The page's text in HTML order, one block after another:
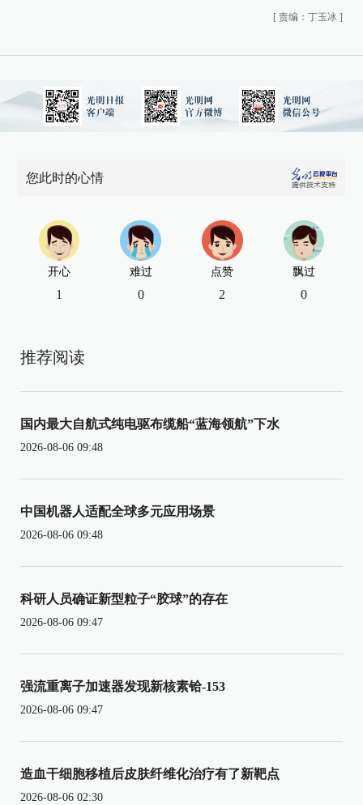
[ 责编：丁玉冰 ]
您此时的心情
开心
1
难过
0
点赞
2
飘过
0
推荐阅读
国内最大自航式纯电驱布缆船“蓝海领航”下水
2026-08-06 09:48
中国机器人适配全球多元应用场景
2026-08-06 09:48
科研人员确证新型粒子“胶球”的存在
2026-08-06 09:47
强流重离子加速器发现新核素铪-153
2026-08-06 09:47
造血干细胞移植后皮肤纤维化治疗有了新靶点
2026-08-06 02:30